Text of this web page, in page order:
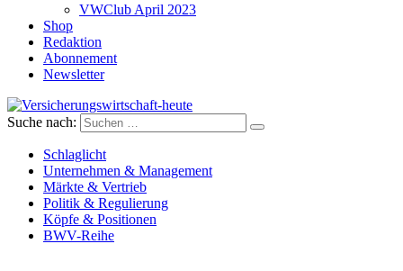
VWClub April 2023
Shop
Redaktion
Abonnement
Newsletter
Versicherungswirtschaft-heute
Suche nach:
Schlaglicht
Unternehmen & Management
Märkte & Vertrieb
Politik & Regulierung
Köpfe & Positionen
BWV-Reihe